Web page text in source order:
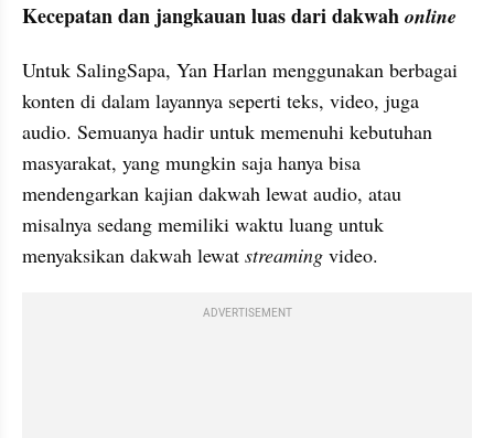
Kecepatan dan jangkauan luas dari dakwah online
Untuk SalingSapa, Yan Harlan menggunakan berbagai
konten di dalam layannya seperti teks, video, juga
audio. Semuanya hadir untuk memenuhi kebutuhan
masyarakat, yang mungkin saja hanya bisa
mendengarkan kajian dakwah lewat audio, atau
misalnya sedang memiliki waktu luang untuk
menyaksikan dakwah lewat streaming video.
ADVERTISEMENT